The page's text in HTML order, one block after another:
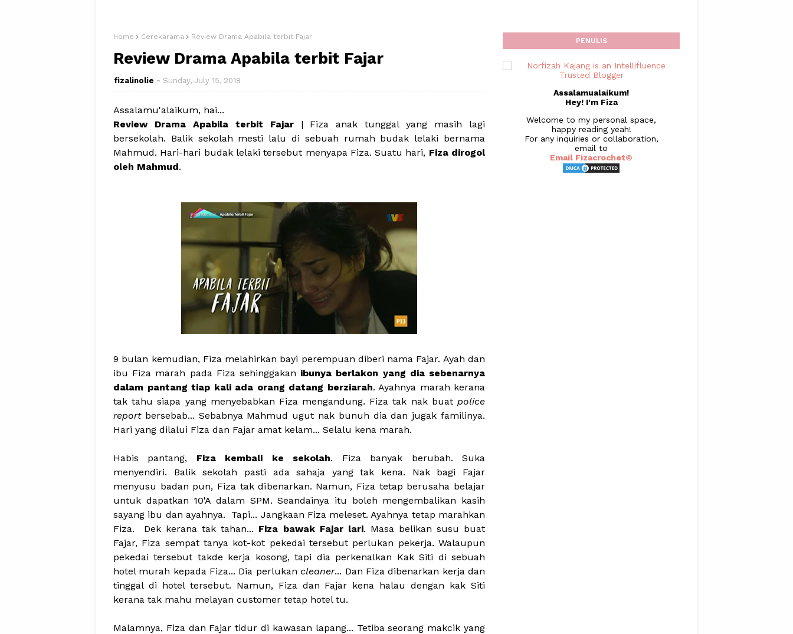
Home Cerekarama Review Drama Apabila terbit Fajar
Review Drama Apabila terbit Fajar
fizalinolie Sunday, July 15, 2018
Assalamu'alaikum, hai...
Review Drama Apabila terbit Fajar| Fiza anak tunggal yang masih lagi
bersekolah. Balik sekolah mesti lalu di sebuah rumah budak lelaki bernama
Mahmud. Hari-hari budak lelaki tersebut menyapa Fiza. Suatu hari, Fiza dirogol
oleh Mahmud.
9 bulan kemudian, Fiza melahirkan bayi perempuan diberi nama Fajar. Ayah dan
ibu Fiza marah pada Fiza sehinggakan ibunya berlakon yang dia sebenarnya
dalam pantang tiap kali ada orang datang berziarah. Ayahnya marah kerana
tak tahu siapa yang menyebabkan Fiza mengandung. Fiza tak nak buat police
reportbersebab... Sebabnya Mahmud ugut nak bunuh dia dan jugak familinya.
Hari yang dilalui Fiza dan Fajar amat kelam... Selalu kena marah.
Habis pantang, Fiza kembali ke sekolah. Fiza banyak berubah. Suka
menyendiri. Balik sekolah pasti ada sahaja yang tak kena. Nak bagi Fajar
menyusu badan pun, Fiza tak dibenarkan. Namun, Fiza tetap berusaha belajar
untuk dapatkan 10'A dalam SPM. Seandainya itu boleh mengembalikan kasih
sayang ibu dan ayahnya. Tapi... Jangkaan Fiza meleset. Ayahnya tetap marahkan
Fiza. Dek kerana tak tahan... Fiza bawak Fajar lari. Masa belikan susu buat
Fajar, Fiza sempat tanya kot-kot pekedai tersebut perlukan pekerja. Walaupun
pekedai tersebut takde kerja kosong, tapi dia perkenalkan Kak Siti di sebuah
hotel murah kepada Fiza... Dia perlukan cleaner... Dan Fiza dibenarkan kerja dan
tinggal di hotel tersebut. Namun, Fiza dan Fajar kena halau dengan kak Siti
kerana tak mahu melayan customer tetap hotel tu.
Malamnya, Fiza dan Fajar tidur di kawasan lapang... Tetiba seorang makcik yang
PENULIS
Assalamualaikum!
Hey! I'm Fiza
Welcome to my personal space,
happy reading yeah!
For any inquiries or collaboration,
email to
Email Fizacrochet©